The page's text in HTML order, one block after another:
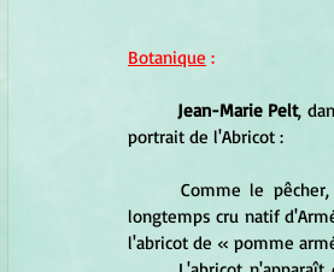
Botanique :
Jean-Marie Pelt,
portrait de l'Abricot :
longtemps cru natif
l'abricot de « pomme